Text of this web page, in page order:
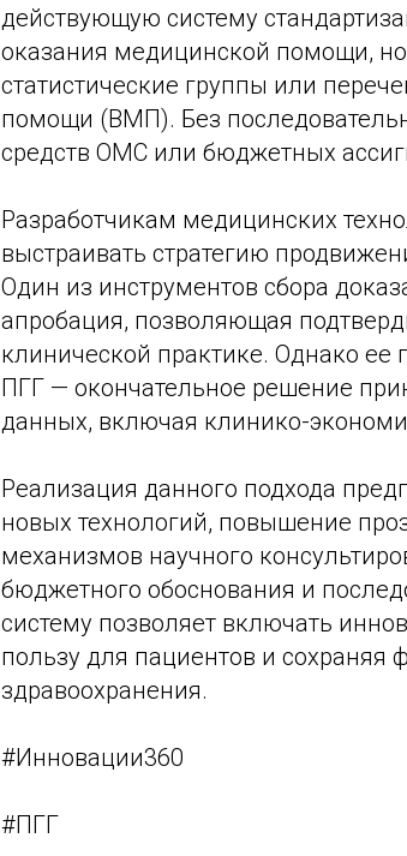
действующую систему
оказания медицинской помощи,
статистические группы или
помощи (ВМП). Без
средств ОМС или бюджетных
Разработчикам медицинских
выстраивать стратегию
Один из инструментов сбора
апробация, позволяющая
клинической практике. Однако еe
ПГГ — окончательное решение
данных, включая клинико-
Реализация данного подхода
новых технологий, повышение
механизмов научного
бюджетного обоснования и
систему позволяет включать
пользу для пациентов и сохраняя
здравоохранения.
#Инновации360
#ПГГ